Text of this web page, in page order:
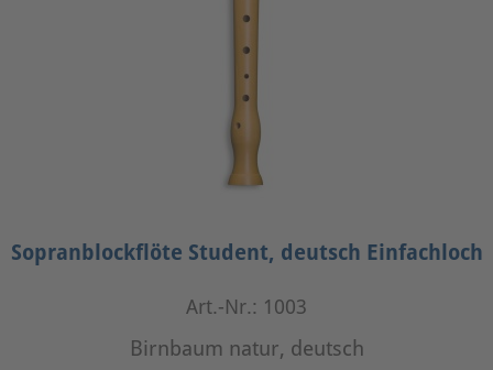
Sopranblockflöte Student, deutsch Einfachloch
Art.-Nr.: 1003
Birnbaum natur, deutsch